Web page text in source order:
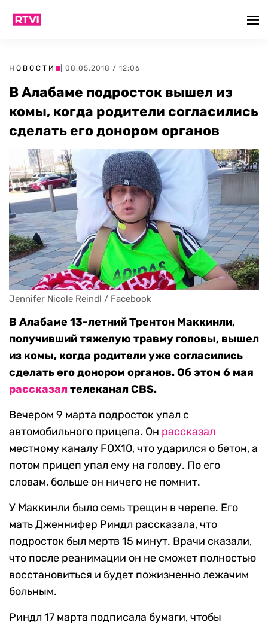
НОВОСТИ | 08.05.2018 / 12:06
В Алабаме подросток вышел из
комы, когда родители согласились
сделать его донором органов
Jennifer Nicole Reindl / Facebook
В Алабаме 13-летний Трентон Маккинли,
получивший тяжелую травму головы, вышел
из комы, когда родители уже согласились
сделать его донором органов. Об этом 6 мая
рассказалтелеканал CBS.
Вечером 9 марта подросток упал с
автомобильного прицепа. Он рассказал
местному каналу FOX10, что ударился о бетон, а
потом прицеп упал ему на голову. По его
словам, больше он ничего не помнит.
У Маккинли было семь трещин в черепе. Его
мать Дженнифер Риндл рассказала, что
подросток был мертв 15 минут. Врачи сказали,
что после реанимации он не сможет полностью
восстановиться и будет пожизненно лежачим
больным.
Риндл 17 марта подписала бумаги, чтобы